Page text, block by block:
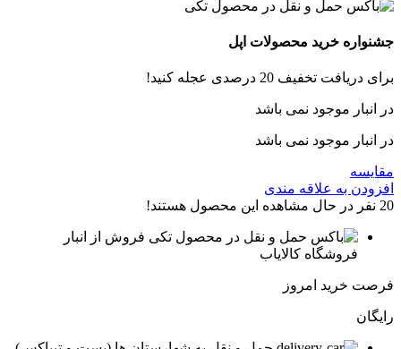
جشنواره خرید محصولات اپل
برای دریافت تخفیف 20 درصدی عجله کنید!
در انبار موجود نمی باشد
در انبار موجود نمی باشد
مقایسه
افزودن به علاقه مندی
20 نفر در حال مشاهده این محصول هستند!
فروش از انبار
فروشگاه کالایاب
فرصت خرید امروز
رایگان